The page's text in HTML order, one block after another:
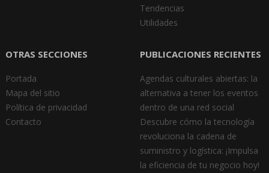
Tendencias
Utilidades
OTRAS SECCIONES
Portada
Mapa del sitio
Política de privacidad
Contacto
PUBLICACIONES RECIENTES
Agendas culturales abiertas: la
alternativa a tener los eventos
dentro de una red social
Descubre cómo la tecnología
revoluciona la cadena de
suministro y logística: ¡Impulsa
la eficiencia de tu negocio hoy!